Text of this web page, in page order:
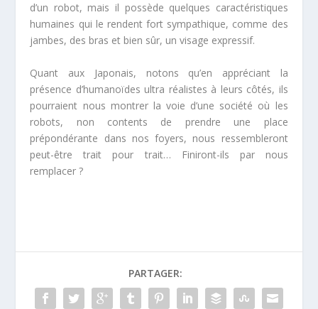
d’un robot, mais il possède quelques caractéristiques
humaines qui le rendent fort sympathique, comme des
jambes, des bras et bien sûr, un visage expressif.
Quant aux Japonais, notons qu’en appréciant la
présence d’humanoïdes ultra réalistes à leurs côtés, ils
pourraient nous montrer la voie d’une société où les
robots, non contents de prendre une place
prépondérante dans nos foyers, nous ressembleront
peut-être trait pour trait… Finiront-ils par nous
remplacer ?
PARTAGER: